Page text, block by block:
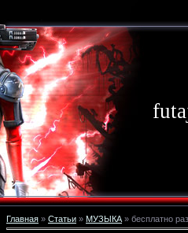
Главная » Статьи » МУЗЫКА » бесплатно